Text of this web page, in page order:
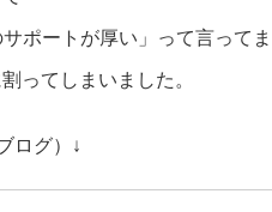
サポートが厚い」って言ってま
ってしまいました。
ログ）↓